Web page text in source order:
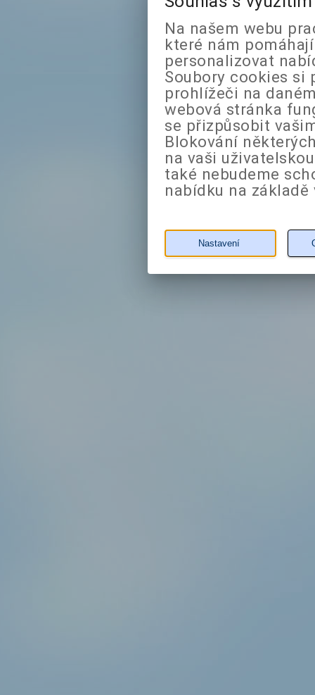
Na našem webu
které nám
personalizovat
Soubory cookies si
prohlížeči na
webová stránka
se přizpůsobit
Blokování
na vaši
také nebudeme
nabídku na
Nastavení